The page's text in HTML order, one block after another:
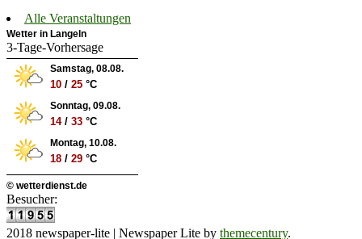
Alle Veranstaltungen
Wetter in Langeln
3-Tage-Vorhersage
Samstag, 08.08.
10 / 25 °C
Sonntag, 09.08.
14/ 33 °C
Montag, 10.08.
18 / 29 °C
© wetterdienst.de
Besucher:
2018 newspaper-lite | Newspaper Lite by themecentury.